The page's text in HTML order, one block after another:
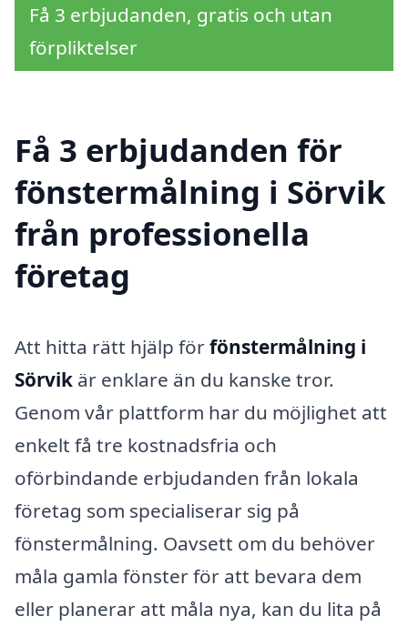
Få 3 erbjudanden, gratis och utan
förpliktelser
Få 3 erbjudanden för
fönstermålning i Sörvik
från professionella
företag
Att hitta rätt hjälp förfönstermålning i
Sörvik är enklare än du kanske tror.
Genom vår plattform har du möjlighet att
enkelt få tre kostnadsfria och
oförbindande erbjudanden från lokala
företag som specialiserar sig på
fönstermålning. Oavsett om du behöver
måla gamla fönster för att bevara dem
eller planerar att måla nya, kan du lita på